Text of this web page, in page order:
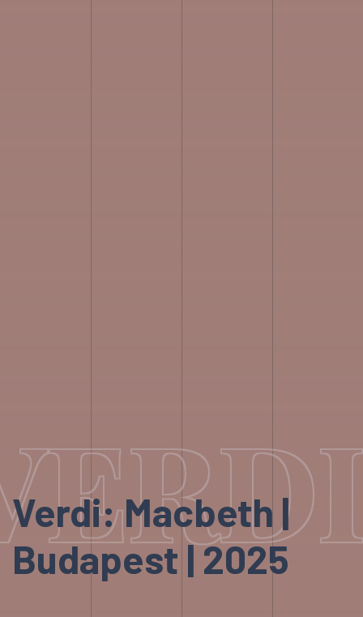
Verdi: Macbeth |
Budapest | 2025